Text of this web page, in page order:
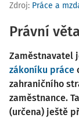
Zdroj: Práce a
Právní věta
Zaměstnavatel
zákoníku práce
zahraničního
zaměstnance.
(určena) ještě